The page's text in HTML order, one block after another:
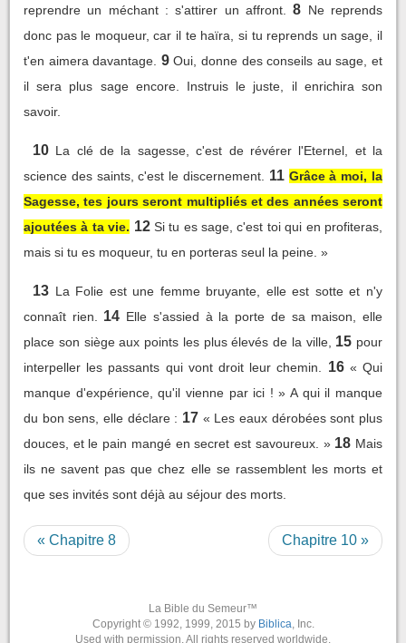
reprendre un méchant : s'attirer un affront.
8 Ne reprends
donc pas le moqueur, car il te haïra, si tu reprends un sage, il
t'en aimera davantage. 9 Oui, donne des conseils au sage, et
il sera plus sage encore. Instruis le juste, il enrichira son
savoir.
10 La clé de la sagesse, c'est de révérer l'Eternel, et la
science des saints, c'est le discernement.
11 Grâce à moi, la
Sagesse, tes jours seront multipliés et des années seront
ajoutées à ta vie. 12 Si tu es sage, c'est toi qui en profiteras,
mais si tu es moqueur, tu en porteras seul la peine. »
13 La Folie est une femme bruyante, elle est sotte et n'y
connaît rien.
14 Elle s'assied à la porte de sa maison, elle
place son siège aux points les plus élevés de la ville, 15 pour
interpeller les passants qui vont droit leur chemin.
16 « Qui
manque d'expérience, qu'il vienne par ici ! » A qui il manque
du bon sens, elle déclare : 17 « Les eaux dérobées sont plus
douces, et le pain mangé en secret est savoureux. » 18 Mais
ils ne savent pas que chez elle se rassemblent les morts et
que ses invités sont déjà au séjour des morts.
« Chapitre 8 Chapitre 10 »
La Bible du Semeur™
Copyright © 1992, 1999, 2015 by Biblica, Inc.
Used with permission. All rights reserved worldwide.